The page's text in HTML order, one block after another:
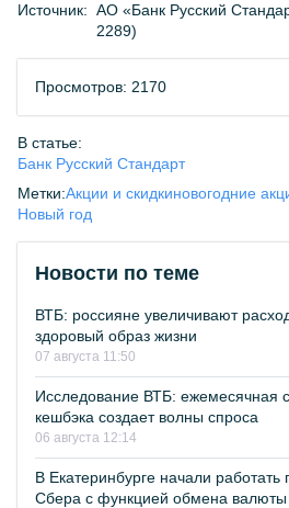
Источник: АО «Банк Русский
2289)
Просмотров: 2170
В статье:
Банк Русский Стандарт
Метки:Акции и скидкиновогодние
Новый год
Новости по теме
ВТБ: россияне увеличивают
здоровый образ жизни
07 августа 11:50
Исследование ВТБ: ежемесячная
кешбэка создает волны спроса
06 августа 12:14
В Екатеринбурге начали
Сбера с функцией обмена валюты